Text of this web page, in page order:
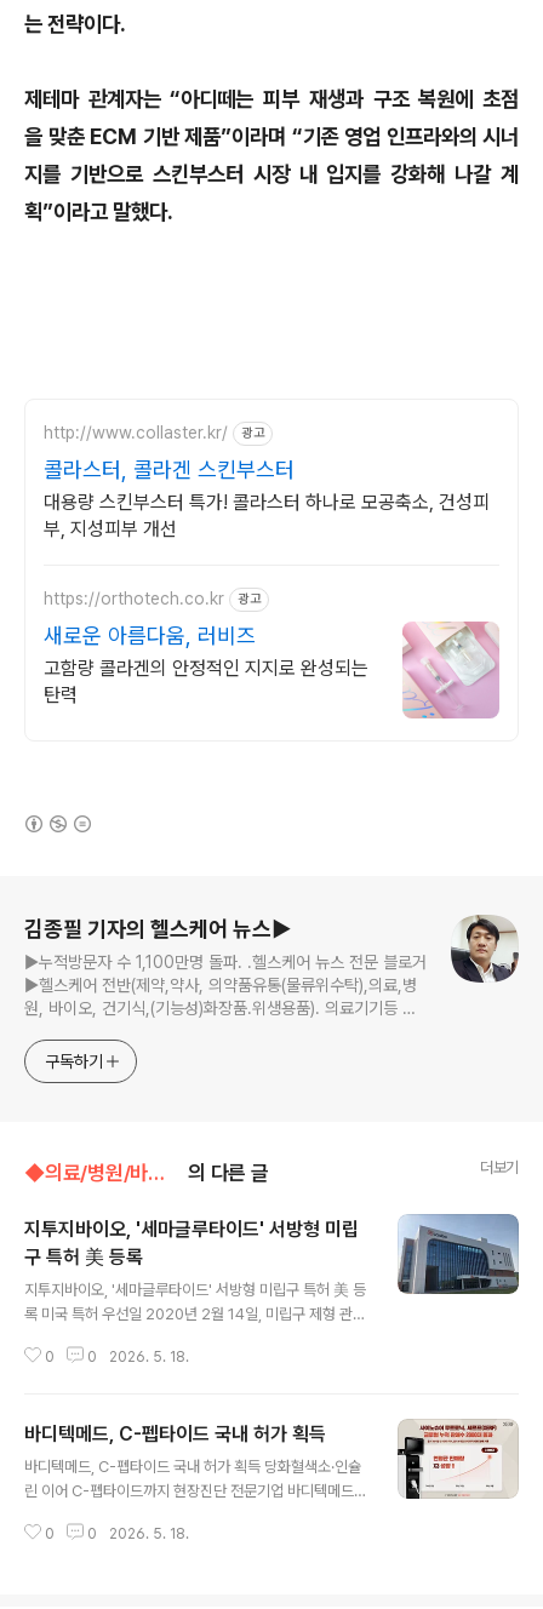
는 전략이다.
제테마 관계자는 “아디떼는 피부 재생과 구조 복원에 초점
을 맞춘 ECM 기반 제품”이라며 “기존 영업 인프라와의 시너
지를 기반으로 스킨부스터 시장 내 입지를 강화해 나갈 계
획”이라고 말했다.
http://www.collaster.kr/ 광고
콜라스터, 콜라겐 스킨부스터
대용량 스킨부스터 특가! 콜라스터 하나로 모공축소, 건성피
부, 지성피부 개선
https://orthotech.co.kr 광고
새로운 아름다움, 러비즈
고함량 콜라겐의 안정적인 지지로 완성되는
탄력
김종필 기자의 헬스케어 뉴스▶
▶누적방문자 수 1,100만명 돌파. .헬스케어 뉴스 전문 블로거
▶헬스케어 전반(제약,약사, 의약품유통(물류위수탁),의료,병
원, 바이오, 건기식,(기능성)화장품.위생용품). 의료기기등 ☞
jp11222@naver.com
구독하기
◆의료/병원/바이오벤처/◁바이오벤처,의료기기 의 다른 글 더보기
지투지바이오, '세마글루타이드' 서방형 미립
구 특허 美 등록
지투지바이오, '세마글루타이드' 서방형 미립구 특허 美 등
록 미국 특허 우선일 2020년 2월 14일, 미립구 제형 관련
며 글로벌 최대 의약품 시장인 미국 내 경쟁력을 강화했다.
체, 또는 이의 약학적으로 허용가능한 염을 포함하는 서방
형 미립구를 포함하는 약학적 조성물) 등록을 완료했다고 1
8일 밝혔다. 이번 미국 특허의 우선일은 2020년 2월 14
미립구 제형 관련 특허 중 우선일이 가장 앞서 있다. 우선일
0 0 2026. 5. 18.
바디텍메드, C-펩타이드 국내 허가 획득
바디텍메드, C-펩타이드 국내 허가 획득 당화혈색소·인슐
린 이어 C-펩타이드까지 현장진단 전문기업 바디텍메드
의 국내 허가를 획득하며 당뇨 정밀진단 시장 공략을 강화
0 0 2026. 5. 18.